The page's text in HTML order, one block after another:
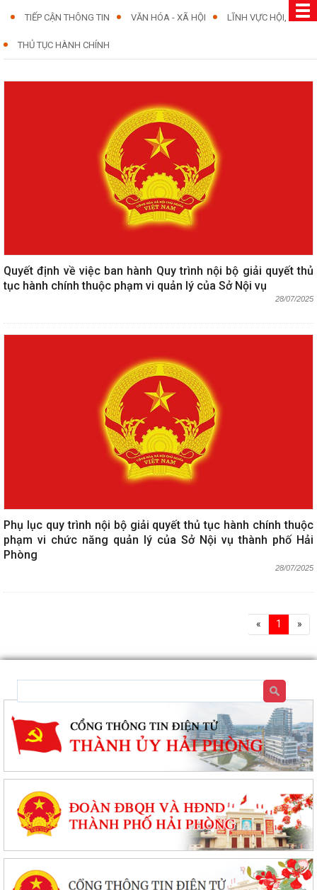
TIẾP CẬN THÔNG TIN VĂN HÓA - XÃ HỘI LĨNH VỰC HỘI, QUỸ
THỦ TỤC HÀNH CHÍNH
Quyết định về việc ban hành Quy trình nội bộ giải quyết thủ
tục hành chính thuộc phạm vi quản lý của Sở Nội vụ
28/07/2025
Phụ lục quy trình nội bộ giải quyết thủ tục hành chính thuộc
phạm vi chức năng quản lý của Sở Nội vụ thành phố Hải
Phòng
28/07/2025
« 1 »